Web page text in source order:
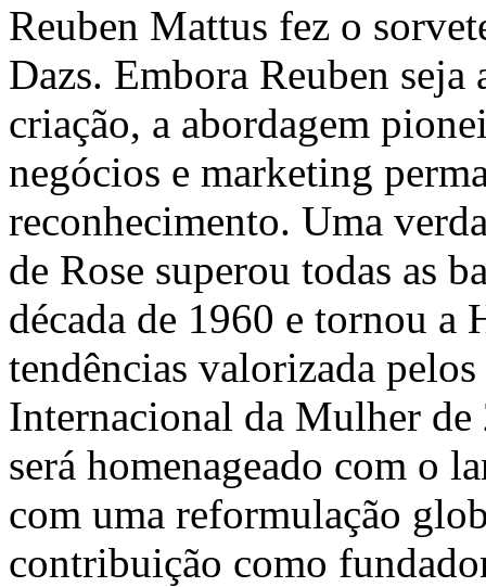
Reuben Mattus fez o
Dazs. Embora Reuben
criação, a abordagem
negócios e marketing
reconhecimento. Uma
de Rose superou todas as
década de 1960 e tornou a
tendências valorizada
Internacional da Mulher de
será homenageado com o
com uma reformulação
contribuição como